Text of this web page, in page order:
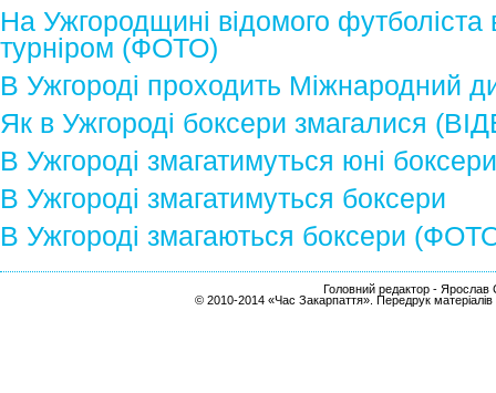
На Ужгородщині відомого
турніром (ФОТО)
В Ужгороді проходить Міжнародний
Як в Ужгороді боксери змагалися
В Ужгороді змагатимуться юні боксери
В Ужгороді змагатимуться боксери
В Ужгороді змагаються боксери
Головний редактор - Ярослав
© 2010-2014 «Час Закарпаття». Передрук